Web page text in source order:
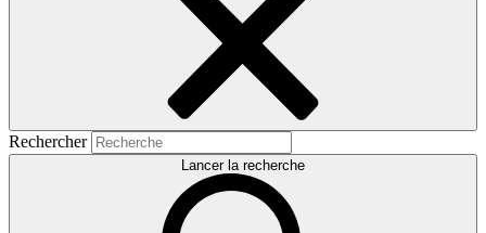
Rechercher
Lancer la recherche